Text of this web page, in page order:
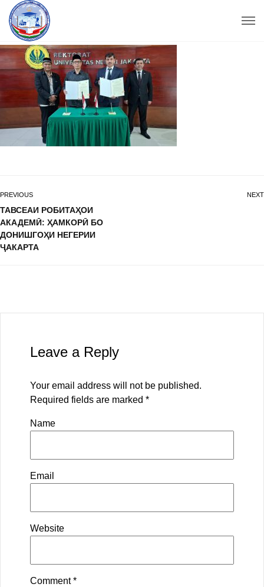
PREVIOUS
ТАВСЕАИ РОБИТАҲОИ
АКАДЕМӢ: ҲАМКОРӢ БО
ДОНИШГОҲИ НЕГЕРИИ
ҶАКАРТА
NEXT
Leave a Reply
Your email address will not be published.
Required fields are marked *
Name
Email
Website
Comment*